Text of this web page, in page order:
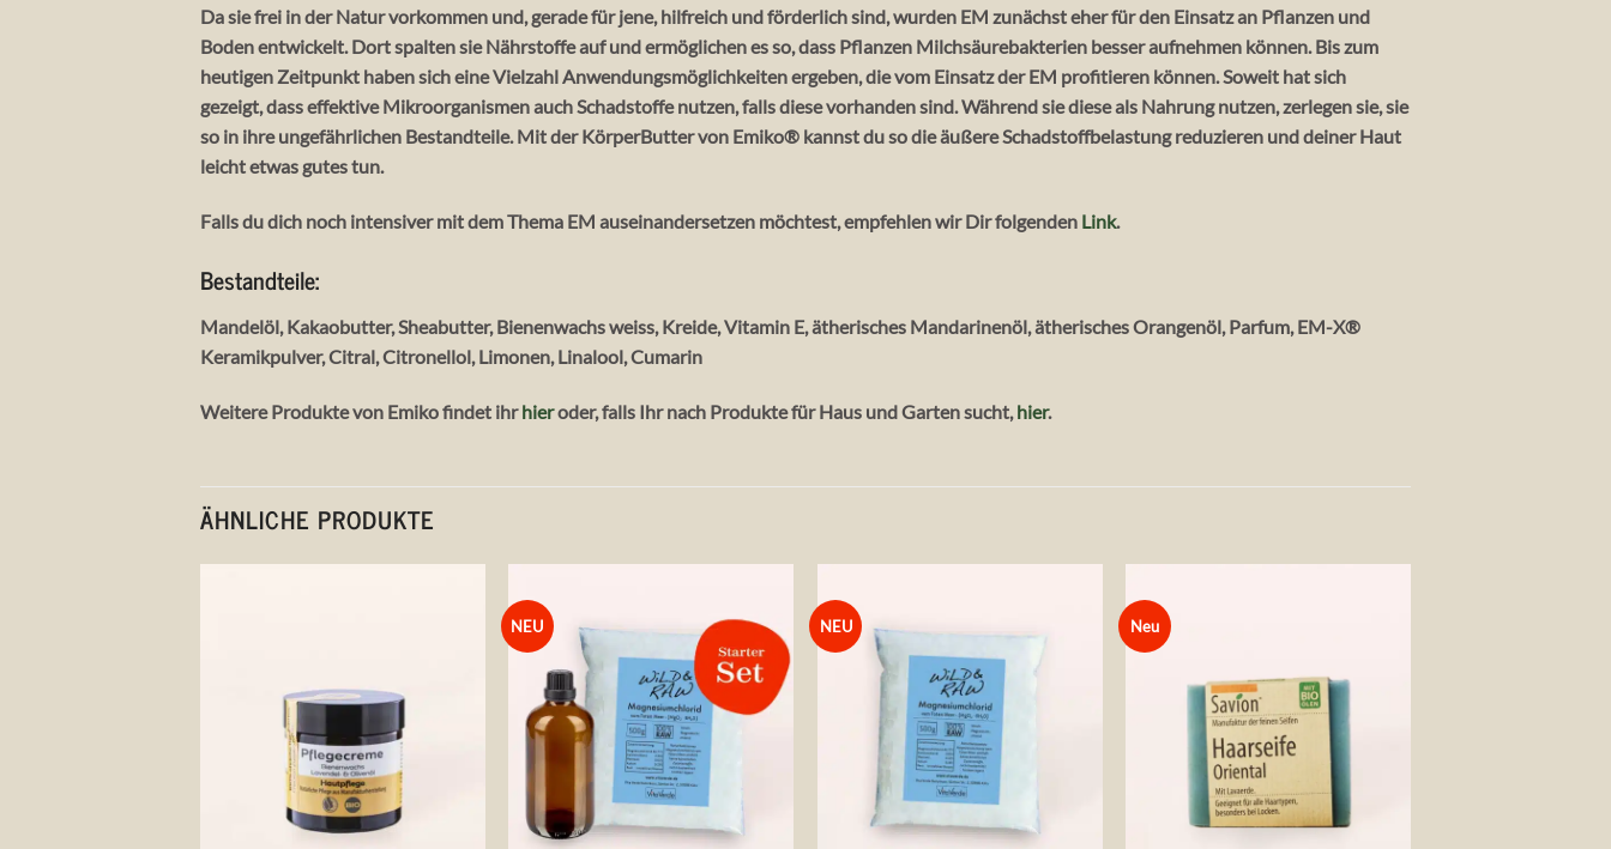
Da sie frei in der Natur vorkommen und, gerade für jene, hilfreich und förderlich sind, wurden EM zunächst eher für den Einsatz an Pflanzen und
Boden entwickelt. Dort spalten sie Nährstoffe auf und ermöglichen es so, dass Pflanzen Milchsäurebakterien besser aufnehmen können. Bis zum
heutigen Zeitpunkt haben sich eine Vielzahl Anwendungsmöglichkeiten ergeben, die vom Einsatz der EM profitieren können. Soweit hat sich
gezeigt, dass effektive Mikroorganismen auch Schadstoffe nutzen, falls diese vorhanden sind. Während sie diese als Nahrung nutzen, zerlegen sie, sie
so in ihre ungefährlichen Bestandteile. Mit der KörperButter von Emiko® kannst du so die äußere Schadstoffbelastung reduzieren und deiner Haut
leicht etwas gutes tun.
Falls du dich noch intensiver mit dem Thema EM auseinandersetzen möchtest, empfehlen wir Dir folgenden Link.
Bestandteile:
Mandelöl, Kakaobutter, Sheabutter, Bienenwachs weiss, Kreide, Vitamin E, ätherisches Mandarinenöl, ätherisches Orangenöl, Parfum, EM-X®
Keramikpulver, Citral, Citronellol, Limonen, Linalool, Cumarin
Weitere Produkte von Emiko findet ihrhieroder, falls Ihr nach Produkte für Haus und Garten sucht, hier.
ÄHNLICHE PRODUKTE
NEU
Auf die
Wunschliste
NEU Neu